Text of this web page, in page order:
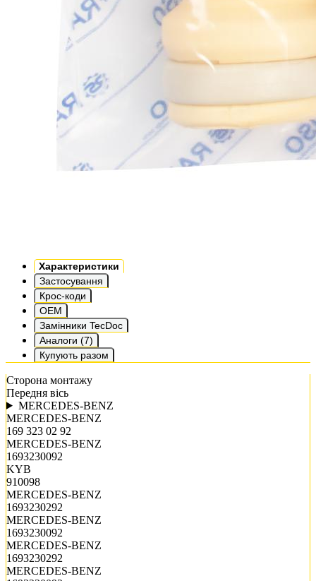
Характеристики
Застосування
Крос-коди
OEM
Замінники TecDoc
Аналоги (7)
Купують разом
Сторона монтажу
Передня вісь
MERCEDES-BENZ
MERCEDES-BENZ
169 323 02 92
MERCEDES-BENZ
1693230092
KYB
910098
MERCEDES-BENZ
1693230292
MERCEDES-BENZ
1693230092
MERCEDES-BENZ
1693230292
MERCEDES-BENZ